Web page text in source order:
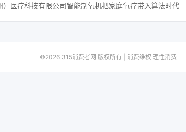
）医疗科技有限公司智能制氧机把家庭氧疗带入算法时代
©2026 315消费者网 版权所有 | 消费维权 理性消费